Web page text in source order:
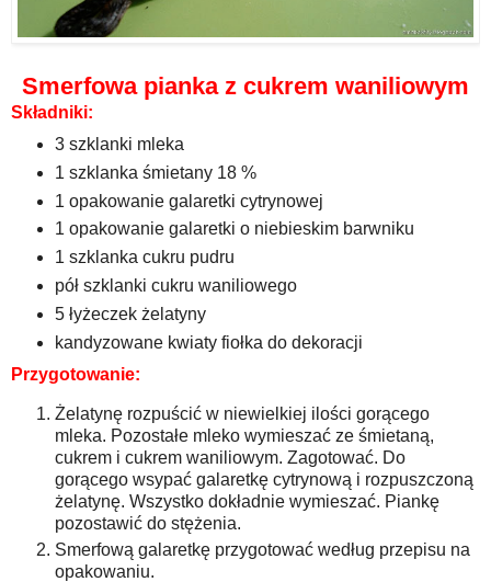
Smerfowa pianka z cukrem waniliowym
Składniki:
3 szklanki mleka
1 szklanka śmietany 18 %
1 opakowanie galaretki cytrynowej
1 opakowanie galaretki o niebieskim barwniku
1 szklanka cukru pudru
pół szklanki cukru waniliowego
5 łyżeczek żelatyny
kandyzowane kwiaty fiołka do dekoracji
Przygotowanie:
Żelatynę rozpuścić w niewielkiej ilości gorącego
mleka. Pozostałe mleko wymieszać ze śmietaną,
cukrem i cukrem waniliowym. Zagotować. Do
gorącego wsypać galaretkę cytrynową i rozpuszczoną
żelatynę. Wszystko dokładnie wymieszać. Piankę
pozostawić do stężenia.
Smerfową galaretkę przygotować według przepisu na
opakowaniu.